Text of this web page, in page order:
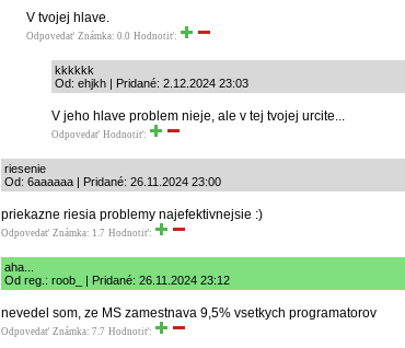
V tvojej hlave.
Odpovedať Známka: 0.0 Hodnotiť:
kkkkkk
Od: ehjkh | Pridané: 2.12.2024 23:03
V jeho hlave problem nieje, ale v tej tvojej urcite...
Odpovedať Hodnotiť:
riesenie
Od: 6aaaaaa | Pridané: 26.11.2024 23:00
priekazne riesia problemy najefektivnejsie :)
Odpovedať Známka: 1.7 Hodnotiť:
aha...
Od reg.: roob_ | Pridané: 26.11.2024 23:12
nevedel som, ze MS zamestnava 9,5% vsetkych programatorov
Odpovedať Známka: 7.7 Hodnotiť: